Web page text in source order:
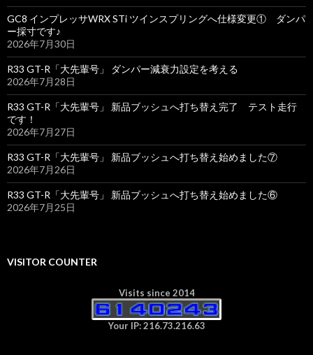
GC8 インプレッサWRX STi ツインスプリングへ仕様変更① ダンパ
ー採寸です♪
2026年7月30日
R33 GT-R「大先輩号」 ダンパー減衰力設定を考える
2026年7月28日
R33 GT-R「大先輩号」 新品ブッシュへ打ち替え完了 テスト走行
です！
2026年7月27日
R33 GT-R「大先輩号」 新品ブッシュへ打ち替え始めました⑦
2026年7月26日
R33 GT-R「大先輩号」 新品ブッシュへ打ち替え始めました⑥
2026年7月25日
VISITOR COUNTER
Visits since 2014
Your IP: 216.73.216.63